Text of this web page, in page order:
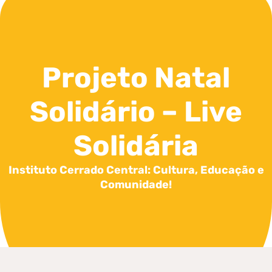
Projeto Natal
Solidário – Live
Solidária
Instituto Cerrado Central: Cultura, Educação e
Comunidade!